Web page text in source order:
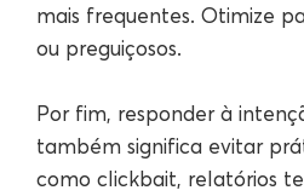
mais frequentes. Otimize
ou preguiçosos.
Por fim, responder à
também significa evitar
como clickbait, relatórios